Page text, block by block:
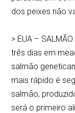
dos peixes não
> EUA –
três dias em
salmão
mais rápido é
salmão,
será o primeiro